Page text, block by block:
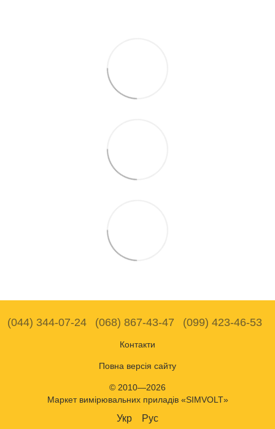
(044) 344-07-24 (068) 867-43-47 (099) 423-46-53
Контакти
Повна версія сайту
© 2010—2026
Маркет вимірювальних приладів «SIMVOLT»
Укр Рус